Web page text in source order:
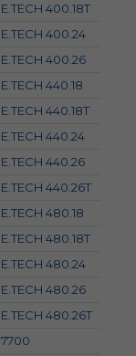
E.TECH 400.18T
E.TECH 400.24
E.TECH 400.26
E.TECH 440.18
E.TECH 440.18T
E.TECH 440.24
E.TECH 440.26
E.TECH 440.26T
E.TECH 480.18
E.TECH 480.18T
E.TECH 480.24
E.TECH 480.26
E.TECH 480.26T
7700